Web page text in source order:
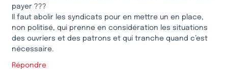
payer ???
Il faut abolir les syndicats pour en mettre un en place,
non politisé, qui prenne en considération les situations
des ouvriers et des patrons et qui tranche quand c’est
nécessaire.
Répondre